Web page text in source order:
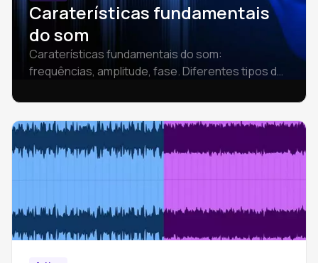
Caraterísticas fundamentais
do som
Caraterísticas fundamentais do som:
frequências, amplitude, fase. Diferentes tipos de